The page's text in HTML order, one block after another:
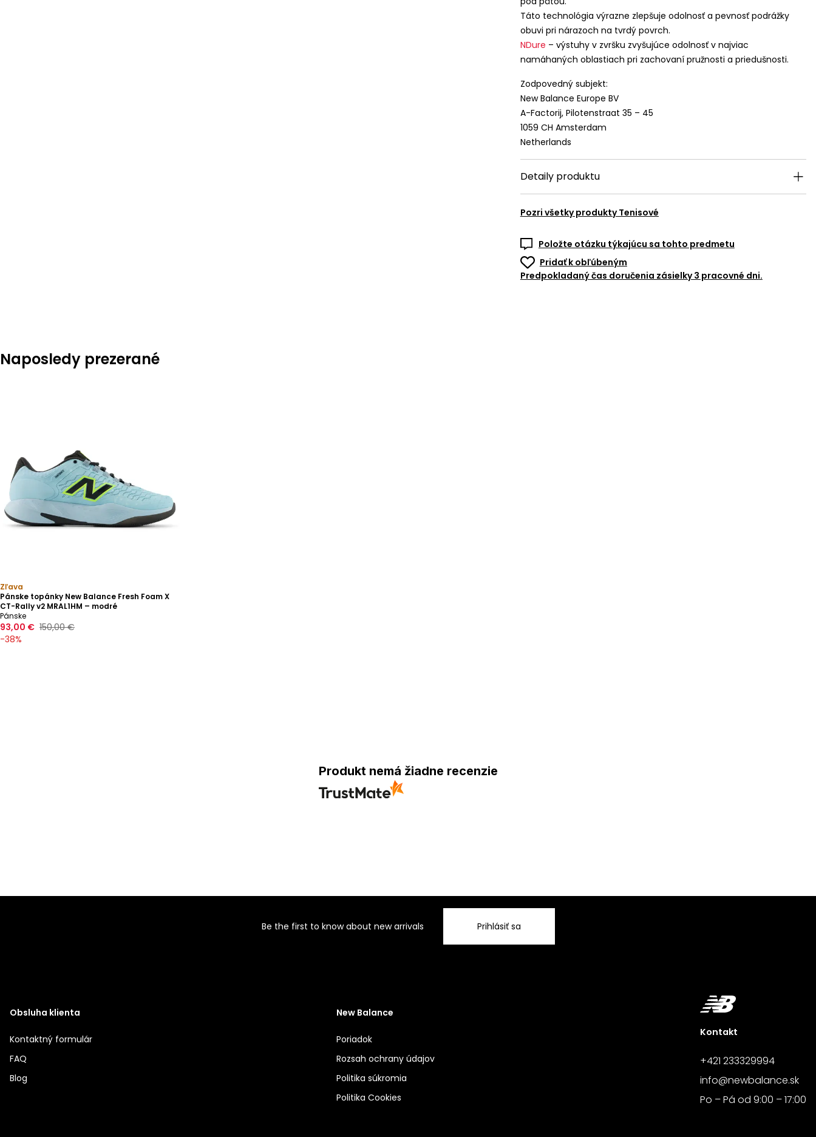
Táto technológia výrazne zlepšuje odolnosť a pevnosť podrážky
obuvi pri nárazoch na tvrdý povrch.
NDure – výstuhy v zvršku zvyšujúce odolnosť v najviac
namáhaných oblastiach pri zachovaní pružnosti a priedušnosti.
Zodpovedný subjekt:
New Balance Europe BV
A-Factorij, Pilotenstraat 35 – 45
1059 CH Amsterdam
Netherlands
Detaily produktu
Pozri všetky produkty Tenisové
Položte otázku týkajúcu sa tohto predmetu
Pridať k obľúbeným
Predpokladaný čas doručenia zásielky 3 pracovné dni.
Naposledy prezerané
Zľava
Pánske topánky New Balance Fresh Foam X
CT-Rally v2 MRAL1HM – modré
Pánske
93,00 € 150,00 €
-38%
Produkt nemá žiadne recenzie
Be the first to know about new arrivals Prihlásiť sa
Obsluha klienta
Kontaktný formulár
FAQ
Blog
New Balance
Poriadok
Rozsah ochrany údajov
Politika súkromia
Politika Cookies
Kontakt
+421 233329994
info@newbalance.sk
Po – Pá od 9:00 – 17:00